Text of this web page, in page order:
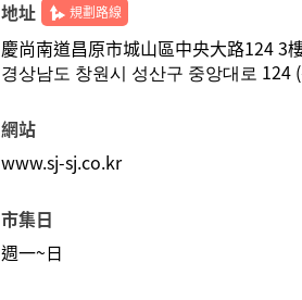
地址 規劃路線
慶尚南道昌原市城山區中央大路124 3
경상남도 창원시 성산구 중앙대로 124
網站
www.sj-sj.co.kr
市集日
週一~日